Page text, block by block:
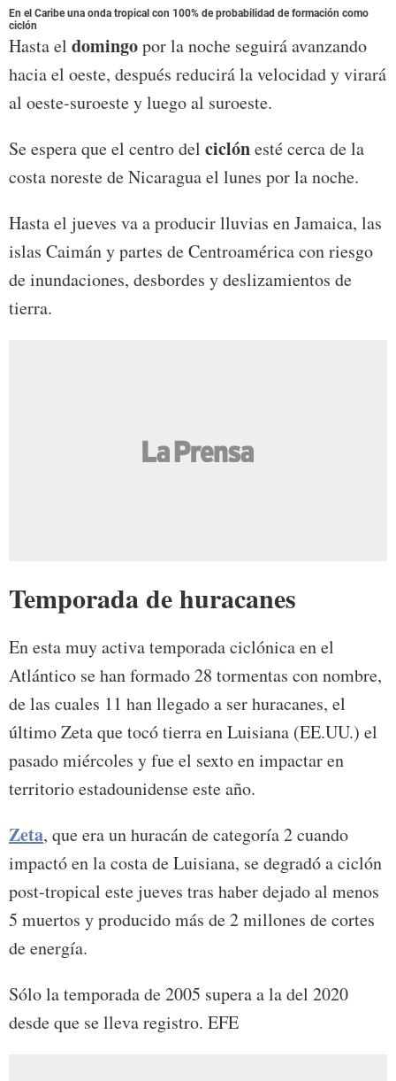
En el Caribe una onda tropical con 100% de probabilidad de formación como
ciclón
Hasta el domingopor la noche seguirá avanzando
hacia el oeste, después reducirá la velocidad y virará
al oeste-suroeste y luego al suroeste.
Se espera que el centro del ciclónesté cerca de la
costa noreste de Nicaragua el lunes por la noche.
Hasta el jueves va a producir lluvias en Jamaica, las
islas Caimán y partes de Centroamérica con riesgo
de inundaciones, desbordes y deslizamientos de
tierra.
Temporada de huracanes
En esta muy activa temporada ciclónica en el
Atlántico se han formado 28 tormentas con nombre,
de las cuales 11 han llegado a ser huracanes, el
último Zeta que tocó tierra en Luisiana (EE.UU.) el
pasado miércoles y fue el sexto en impactar en
territorio estadounidense este año.
Zeta, que era un huracán de categoría 2 cuando
impactó en la costa de Luisiana, se degradó a ciclón
post-tropical este jueves tras haber dejado al menos
5 muertos y producido más de 2 millones de cortes
de energía.
Sólo la temporada de 2005 supera a la del 2020
desde que se lleva registro. EFE